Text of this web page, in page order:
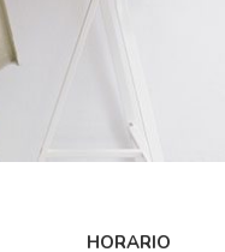
HORARIO